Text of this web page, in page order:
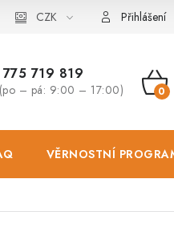
údajů Zásady
CZK Přihlášení
775 719 819
(po – pá: 9:00 – 17:00)
VĚRNOSTNÍ